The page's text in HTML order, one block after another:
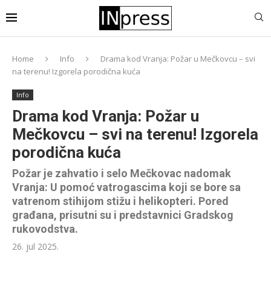
Home Info
Drama kod Vranja: Požar u Mečkovcu – svi
na terenu! Izgorela porodična kuća
Info
Drama kod Vranja: Požar u
Mečkovcu – svi na terenu! Izgorela
porodična kuća
Požar je zahvatio i selo Mečkovac nadomak
Vranja: U pomoć vatrogascima koji se bore sa
vatrenom stihijom stižu i helikopteri. Pored
građana, prisutni su i predstavnici Gradskog
rukovodstva.
26. jul 2025.